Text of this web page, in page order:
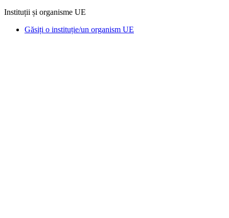
Instituții și organisme UE
Găsiți o instituție/un organism UE